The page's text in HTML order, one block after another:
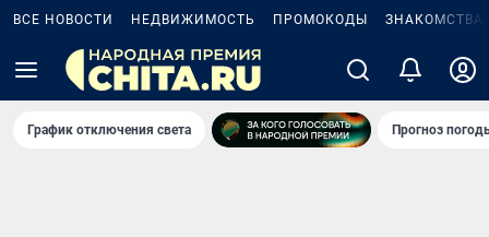
ВСЕ НОВОСТИ НЕДВИЖИМОСТЬ ПРОМОКОДЫ ЗНАКОМСТВА
График отключения света Прогноз